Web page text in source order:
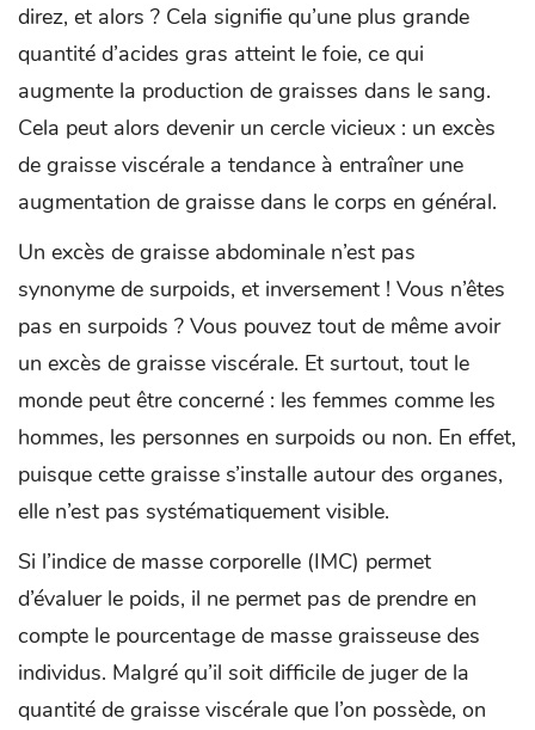
direz, et alors ? Cela signifie qu’une plus grande
quantité d’acides gras atteint le foie, ce qui
augmente la production de graisses dans le sang.
Cela peut alors devenir un cercle vicieux : un excès
de graisse viscérale a tendance à entraîner une
augmentation de graisse dans le corps en général.
Un excès de graisse abdominale n’est pas
synonyme de surpoids, et inversement ! Vous n’êtes
pas en surpoids ? Vous pouvez tout de même avoir
un excès de graisse viscérale. Et surtout, tout le
monde peut être concerné : les femmes comme les
hommes, les personnes en surpoids ou non. En effet,
puisque cette graisse s’installe autour des organes,
elle n’est pas systématiquement visible.
Si l’indice de masse corporelle (IMC) permet
d’évaluer le poids, il ne permet pas de prendre en
compte le pourcentage de masse graisseuse des
individus. Malgré qu’il soit difficile de juger de la
quantité de graisse viscérale que l’on possède, on